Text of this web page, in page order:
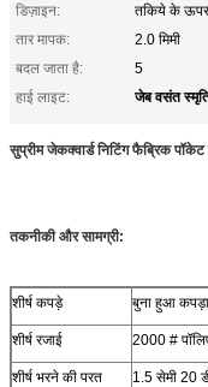
डिज़ाइन:
तकिये के ऊपर
तार मापक:
2.0 मिमी
बदल जाता है:
5
हाई लाइट:
जेब वसंत
सुप्रीम जेकक्वार्ड निटिंग फैब्रिक
तकनीकी और सामग्री:
शीर्ष कपड़े बुना हुआ
शीर्ष रजाई 2000 #
शीर्ष भरने की परत 1.5 सेमी 20